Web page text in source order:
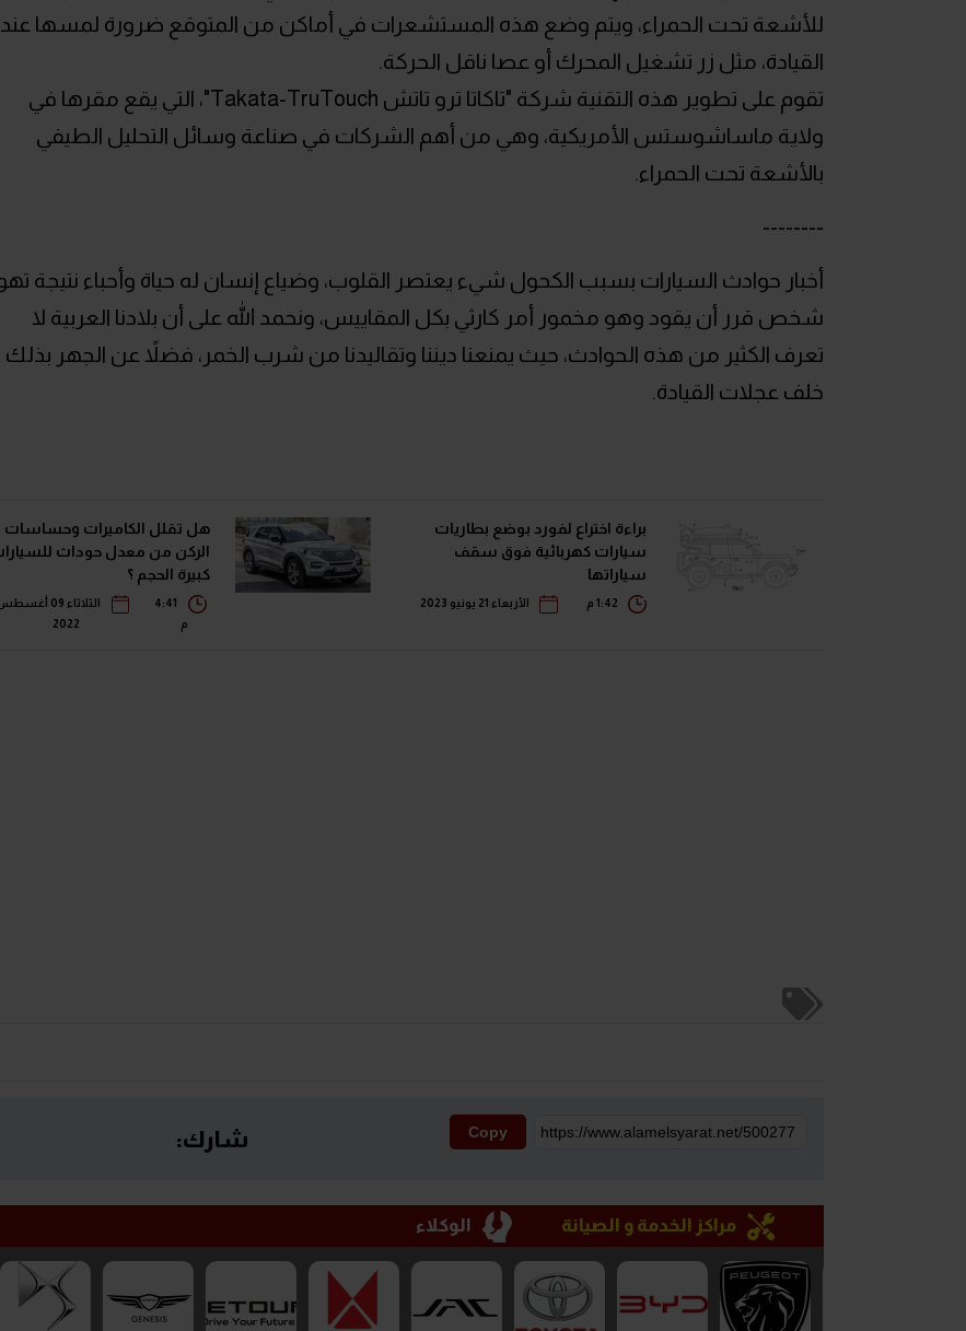
للأشعة تحت الحمراء، ويتم وضع هذه المستشعرات في أماكن من المتوقع ضرورة لمسها عند
القيادة، مثل زر تشغيل المحرك أو عصا ناقل الحركة.
تقوم على تطوير هذه التقنية شركة "تاكاتا ترو تاتش Takata-TruTouch"، التي يقع مقرها في
ولاية ماساشوستس الأمريكية، وهي من أهم الشركات في صناعة وسائل التحليل الطيفي
بالأشعة تحت الحمراء.
--------
أخبار حوادث السيارات بسبب الكحول شيء يعتصر القلوب، وضياع إنسان له حياة وأحباء نتيجة
شخص قرر أن يقود وهو مخمور أمر كارثي بكل المقاييس، ونحمد الله على أن بلادنا العربية لا
تعرف الكثير من هذه الحوادث، حيث يمنعنا ديننا وتقاليدنا من شرب الخمر، فضلاً عن الجهر بذلك
خلف عجلات القيادة.
براءة اختراع لفورد بوضع بطاريات
سيارات كهربائية فوق سقف
سياراتها
الأربعاء 21 يونيو 2023
هل تقلل الكاميرات وحساسات
الركن من معدل حوداث
كبيرة الحجم ؟
4:41
م
الثلاثاء 09
2022
Copy شارك:
مراكز الخدمة و الصيانة الوكلاء